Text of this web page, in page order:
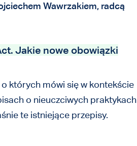
Wawrzakiem, radcą
Jakie nowe obowiązki
których mówi się w kontekście
o nieuczciwych praktykach
te istniejące przepisy.